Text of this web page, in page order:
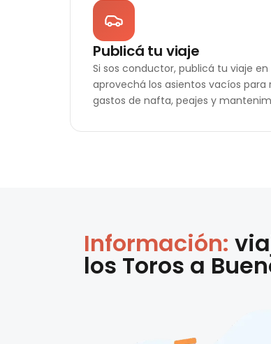
Publicá tu viaje
Si sos conductor, publicá tu viaje
aprovechá los asientos vacíos para
gastos de nafta, peajes y
Información:
los Toros a